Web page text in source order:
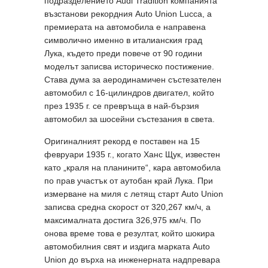
възстанови рекордния Auto Union Lucca, а
премиерата на автомобила е направена
символично именно в италианския град
Лука, където преди повече от 90 години
моделът записва историческо постижение.
Става дума за аеродинамичен състезателен
автомобил с 16-цилиндров двигател, който
през 1935 г. се превръща в най-бързия
автомобил за шосейни състезания в света.
Оригиналният рекорд е поставен на 15
февруари 1935 г., когато Ханс Щук, известен
като „краля на планините“, кара автомобила
по прав участък от аутобан край Лука. При
измерване на миля с летящ старт Auto Union
записва средна скорост от 320,267 км/ч, а
максималната достига 326,975 км/ч. По
онова време това е резултат, който шокира
автомобилния свят и издига марката Auto
Union до върха на инженерната надпревара